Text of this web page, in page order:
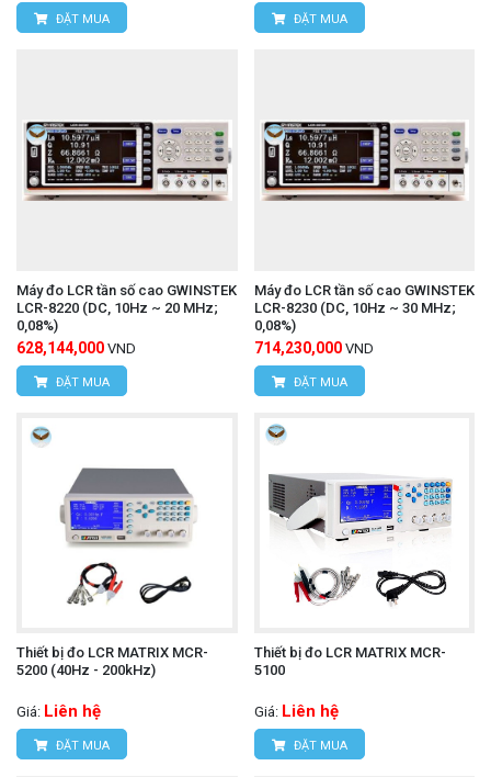
ĐẶT MUA ĐẶT MUA
Máy đo LCR tần số cao GWINSTEK
LCR-8220 (DC, 10Hz ~ 20 MHz;
0,08%)
628,144,000 VND
ĐẶT MUA
Máy đo LCR tần số cao GWINSTEK
LCR-8230 (DC, 10Hz ~ 30 MHz;
0,08%)
714,230,000 VND
ĐẶT MUA
Thiết bị đo LCR MATRIX MCR-
5200 (40Hz - 200kHz)
Giá: Liên hệ
ĐẶT MUA
Thiết bị đo LCR MATRIX MCR-
5100
Giá: Liên hệ
ĐẶT MUA